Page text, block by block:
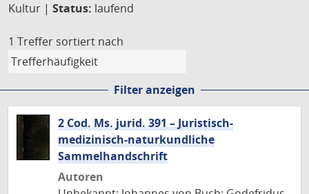
Kultur | Status: laufend
1 Treffer sortiert nach
Filter anzeigen
2 Cod. Ms. jurid. 391 – Juristisch-
medizinisch-naturkundliche
Sammelhandschrift
Autoren